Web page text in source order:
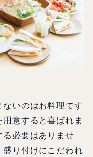
いのはお料理です
意すると喜ばれま
る必要はありませ
盛り付けにこだわれ